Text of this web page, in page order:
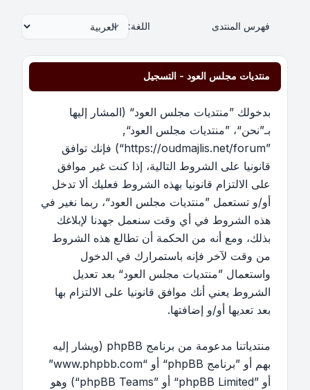
فهرس المنتدى اللغة:
منتديات مجلس العود - التسجيل
بدخولك ”منتديات مجلس العود“ (المشار إليها
بـ”نحن“، ”منتديات مجلس العود“,
”https://oudmajlis.net/forum“) فإنك توافق
قانونيا على الشروط التالية، إذا كنت غير موافق
على الالتزام قانونيا بهذه الشروط فعليك ألا تدخل
أو/و تستعمل ”منتديات مجلس العود“، ربما نغير في
هذه الشروط في أي وقت سنعمل جهدنا لإبلاغك
بذلك، ومع أنه من الحكمة أن تطالع هذه الشروط
من وقت لآخر فإنه باستمرارك في الدخول
واستعمال ”منتديات مجلس العود“ بعد تعديل
الشروط يعني أنك موافق قانونيا على الالتزام بها
بعد تعديها أو/و إضافتها.
منتدياتنا مدعومة من برنامج phpBB (ويشار إليه
بهم أو ”برنامج phpBB“ أو “www.phpbb.com”
أو ”phpBB Limited“ أو ”phpBB Teams“) وهو